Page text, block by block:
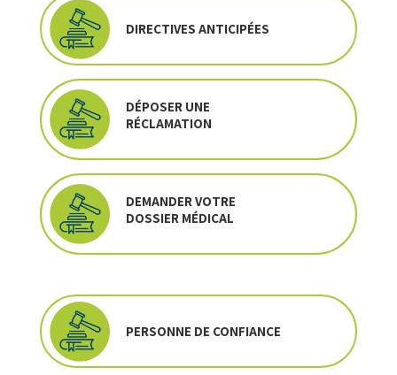
DIRECTIVES ANTICIPÉES
DÉPOSER UNE
RÉCLAMATION
DEMANDER VOTRE
DOSSIER MÉDICAL
PERSONNE DE CONFIANCE